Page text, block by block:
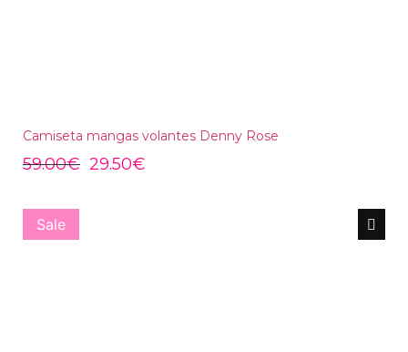
Camiseta mangas volantes Denny Rose
59.00€ 29.50€
Sale